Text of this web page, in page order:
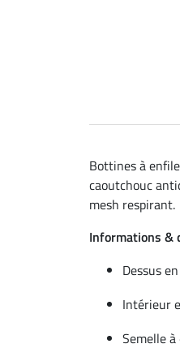
Bottines à
caoutchouc
mesh respirant.
Informations &
Dessus
Intérieur
Semelle